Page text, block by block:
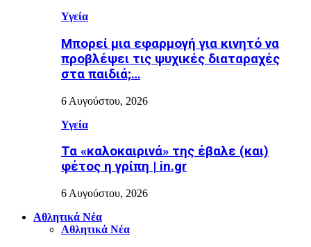
Υγεία
Μπορεί μια εφαρμογή για κινητό να
προβλέψει τις ψυχικές διαταραχές
στα παιδιά;…
6 Αυγούστου, 2026
Υγεία
Τα «καλοκαιρινά» της έβαλε (και)
φέτος η γρίπη | in.gr
6 Αυγούστου, 2026
Αθλητικά Νέα
Αθλητικά Νέα